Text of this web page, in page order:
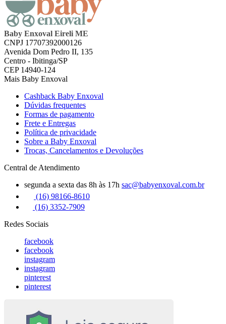
Baby Enxoval Eireli ME
CNPJ 17707392000126
Avenida Dom Pedro II, 135
Centro - Ibitinga/SP
CEP 14940-124
Mais Baby Enxoval
Cashback Baby Enxoval
Dúvidas frequentes
Formas de pagamento
Frete e Entregas
Política de privacidade
Sobre a Baby Enxoval
Trocas, Cancelamentos e Devoluções
Central de Atendimento
segunda a sexta das 8h às 17h sac@babyenxoval.com.br
(16) 98166-8610
(16) 3352-7909
Redes Sociais
facebook
facebook
instagram
instagram
pinterest
pinterest